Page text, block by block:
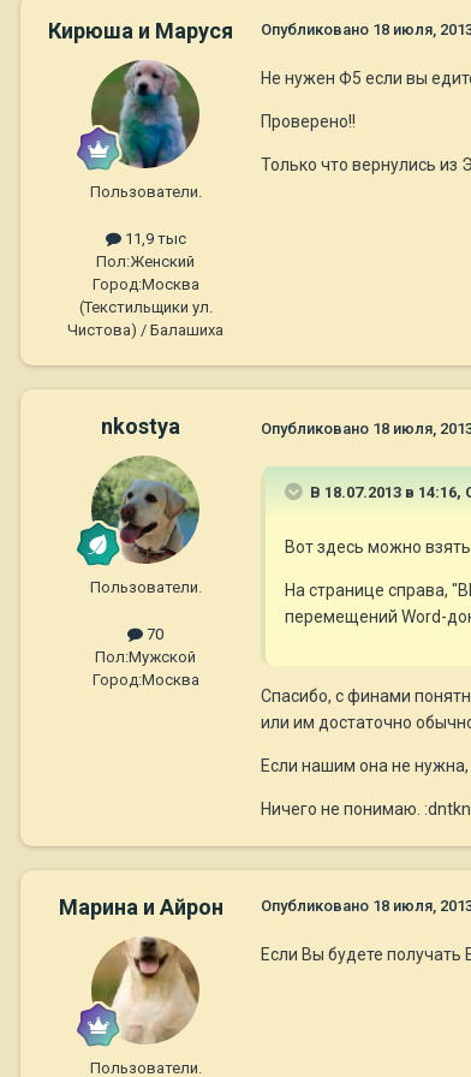
Кирюша и Маруся
Пользователи.
11,9 тыс
Пол:Женский
Город:Москва
(Текстильщики ул.
Чистова) / Балашиха
Опубликовано 18 июля,
Не нужен Ф5 если вы
Проверено!!
Только что вернулись из
nkostya
Пользователи.
70
Пол:Мужской
Город:Москва
Опубликовано 18 июля,
В 18.07.2013 в
Вот здесь можно
На странице справа,
перемещений Word-
Спасибо, с финами
или им достаточно
Если нашим она не
Ничего не понимаю.
Марина и Айрон
Пользователи.
Опубликовано 18 июля,
Если Вы будете